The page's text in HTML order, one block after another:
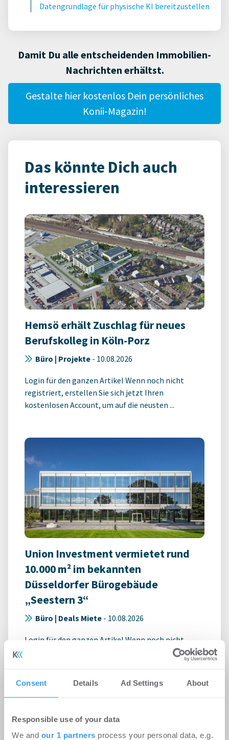
Consent Details Ad Settings About
Responsible use of your data
We and our 1 partners process your personal data, e.g.
Datengrundlage für physische KI bereitzustellen
Damit Du alle entscheidenden Immobilien-
Nachrichten erhältst.
Gestalte hier kostenlos Dein persönliches
Konii-Magazin!
Das könnte Dich auch
interessieren
Hemsö erhält Zuschlag für neues
Berufskolleg in Köln-Porz
Büro | Projekte - 10.08.2026
Login für den ganzen Artikel Wenn noch nicht
registriert, erstellen Sie sich jetzt Ihren
kostenlosen Account, um auf die neusten ...
Union Investment vermietet rund
10.000 m² im bekannten
Düsseldorfer Bürogebäude
„Seestern 3“
Büro | Deals Miete - 10.08.2026
Login für den ganzen Artikel Wenn noch nicht